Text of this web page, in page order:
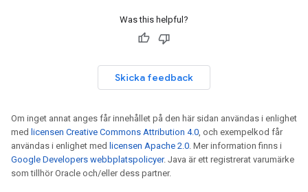
Was this helpful?
Skicka feedback
Om inget annat anges får innehållet på den här sidan användas i enlighet
med licensen Creative Commons Attribution 4.0, och exempelkod får
användas i enlighet med licensen Apache 2.0. Mer information finns i
Google Developers webbplatspolicyer. Java är ett registrerat varumärke
som tillhör Oracle och/eller dess partner.